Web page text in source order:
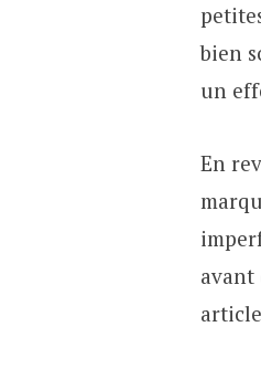
bien
un
En
avant